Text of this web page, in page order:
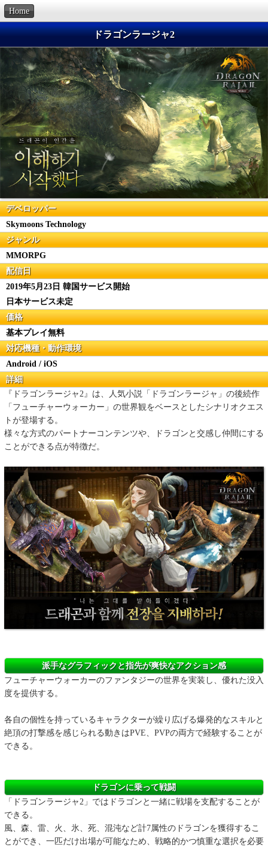
Home
ドラゴンラージャ2
デベロッパー
Skymoons Technology
ジャンル
MMORPG
配信日
2019年5月23日 韓国サービス開始
日本サービス未定
価格
基本プレイ無料
対応機種・動作環境
Android / iOS
詳細
『ドラゴンラージャ2』は、人気小説「ドラゴンラージャ」の後続作
「フューチャーウォーカー」の世界観をベースとしたシナリオクエス
トが登場する。
様々な方式のパートナーコンテンツや、ドラゴンと交感し仲間にする
ことができる点が特徴だ。
派手なグラフィックと指先が爽快なアクション感
フューチャーウォーカーのファンタジーの世界を実装し、優れた没入
度を提供する。
各自の個性を持っているキャラクターが繰り広げる爆発的なスキルと
絶頂の打撃感を感じられる動きはPVE、PVPの両方で経験することが
できる。
ドラゴンに乗って戦闘
「ドラゴンラージャ2」ではドラゴンと一緒に戦場を支配することが
できる。
風、森、雷、火、氷、死、混沌など計7属性のドラゴンを獲得するこ
とができ、一匹だけ出場が可能なため、戦略的かつ慎重な選択を必要